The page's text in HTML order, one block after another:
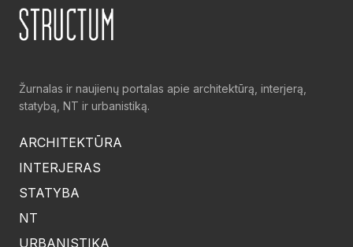
Žurnalas ir naujienų portalas apie architektūrą, interjerą,
statybą, NT ir urbanistiką.
ARCHITEKTŪRA
INTERJERAS
STATYBA
NT
URBANISTIKA